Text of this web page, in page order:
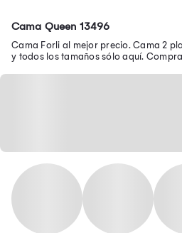
Cama Queen 13496
Cama Forli al mejor precio. Cama 2
y todos los tamaños sólo aquí.